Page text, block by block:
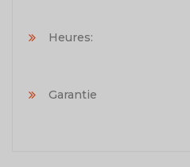
Heures:
Garantie